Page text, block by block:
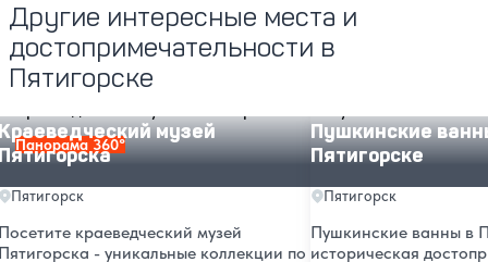
Другие интересные места и
достопримечательности в
Пятигорске
Панорама 360°
музей
Пятигорск
краеведческий музей
- уникальные коллекции по
Пушкинские
Пятигорске
Пятигорск
Пушкинские ванны в
историческая